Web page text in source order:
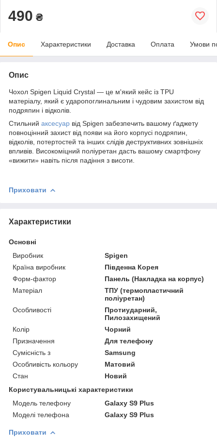
490 ₴
Опис Характеристики Доставка Оплата Умови
Опис
Чохол Spigen Liquid Crystal — це м'який кейс із TPU
матеріалу, який є ударопоглинальним і чудовим захистом від
подряпин і відколів.
Стильний аксесуар від Spigen забезпечить вашому ґаджету
повноцінний захист від появи на його корпусі подряпин,
відколів, потертостей та інших слідів деструктивних зовнішніх
впливів. Високоміцний поліуретан дасть вашому смартфону
«вижити» навіть після падіння з висоти.
Приховати
Характеристики
Основні
Виробник
Spigen
Країна виробник
Південна Корея
Форм-фактор
Панель (Накладка на корпус)
Матеріал
ТПУ (термопластичний
поліуретан)
Особливості
Протиударний,
Пилозахищений
Колір
Чорний
Призначення
Для телефону
Сумісність з
Samsung
Особливість кольору
Матовий
Стан
Новий
Користувальницькі характеристики
Модель телефону
Galaxy S9 Plus
Моделі телефона
Galaxy S9 Plus
Приховати